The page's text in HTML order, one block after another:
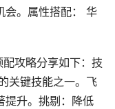
会。属性搭配： 华
攻略分享如下：技
关键技能之一。飞
提升。挑剔：降低